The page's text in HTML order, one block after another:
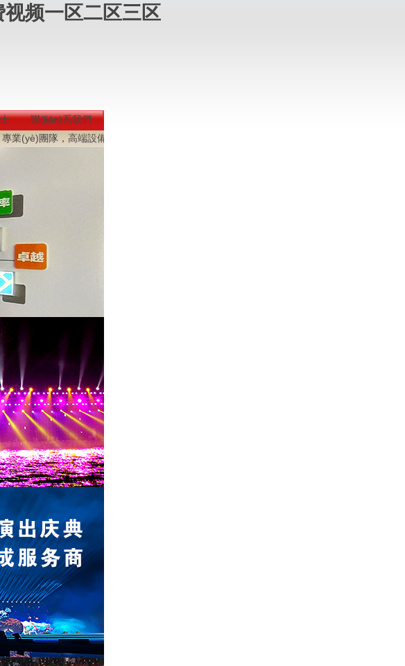
频一区二区三区
聯(lián)系我們
，高端設備，提供策劃、設計、制作、宣傳、場館運營、設備租賃等一條龍服務。